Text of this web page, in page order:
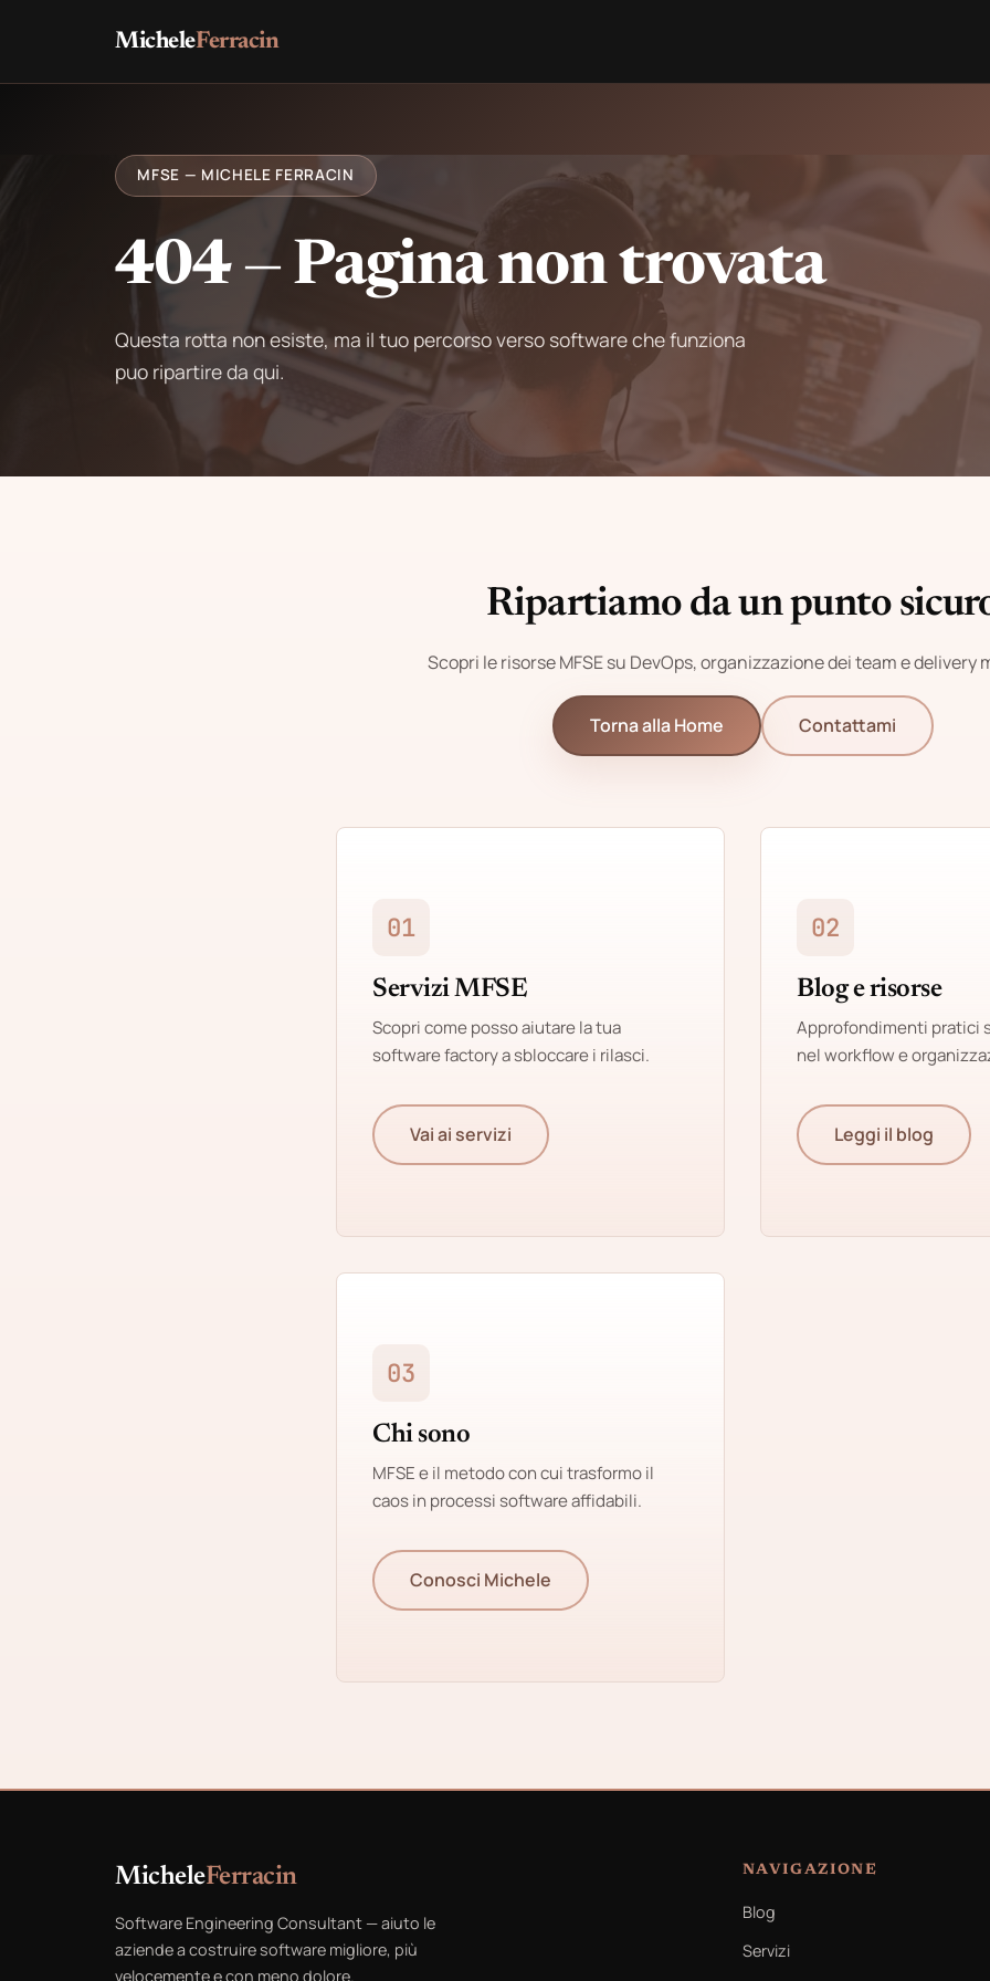
MicheleFerracin
MFSE — MICHELE FERRACIN
404 — Pagina non trovata
Questa rotta non esiste, ma il tuo percorso verso software che funziona
puo ripartire da qui.
Ripartiamo da un punto
Scopri le risorse MFSE su DevOps, organizzazione dei team e delivery
Torna alla Home Contattami
01
Servizi MFSE
Scopri come posso aiutare la tua
software factory a sbloccare i rilasci.
Vai ai servizi
02
Blog e risorse
Approfondimenti pratici
nel workflow e
Leggi il blog
03
Chi sono
MFSE e il metodo con cui trasformo il
caos in processi software affidabili.
Conosci Michele
MicheleFerracin
Software Engineering Consultant — aiuto le
aziende a costruire software migliore, più
velocemente e con meno dolore.
NAVIGAZIONE
Blog
Servizi